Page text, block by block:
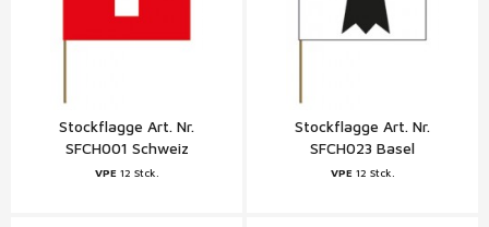
Stockflagge Art. Nr.
SFCH001 Schweiz
VPE 12 Stck.
Stockflagge Art. Nr.
SFCH023 Basel
VPE 12 Stck.